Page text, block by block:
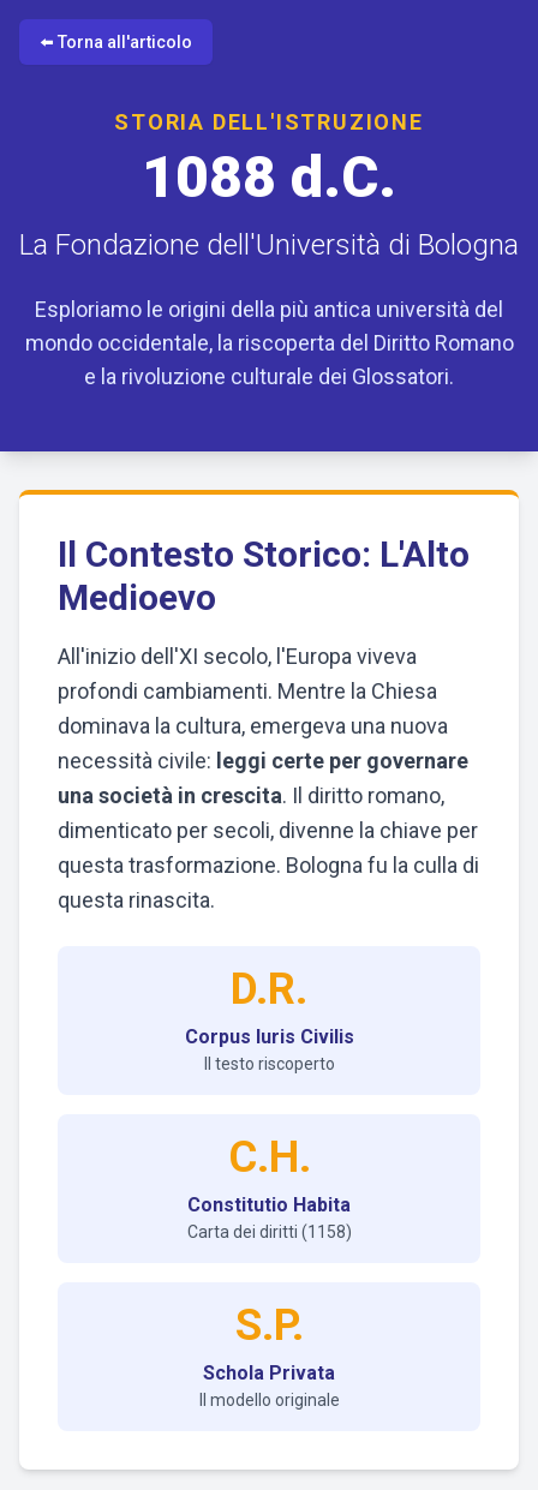
⬅️ Torna all'articolo
STORIA DELL'ISTRUZIONE
1088 d.C.
La Fondazione dell'Università di Bologna
Esploriamo le origini della più antica università del
mondo occidentale, la riscoperta del Diritto Romano
e la rivoluzione culturale dei Glossatori.
Il Contesto Storico: L'Alto
Medioevo
All'inizio dell'XI secolo, l'Europa viveva
profondi cambiamenti. Mentre la Chiesa
dominava la cultura, emergeva una nuova
necessità civile: leggi certe per governare
una società in crescita. Il diritto romano,
dimenticato per secoli, divenne la chiave per
questa trasformazione. Bologna fu la culla di
questa rinascita.
D.R.
Corpus Iuris Civilis
Il testo riscoperto
C.H.
Constitutio Habita
Carta dei diritti (1158)
S.P.
Schola Privata
Il modello originale